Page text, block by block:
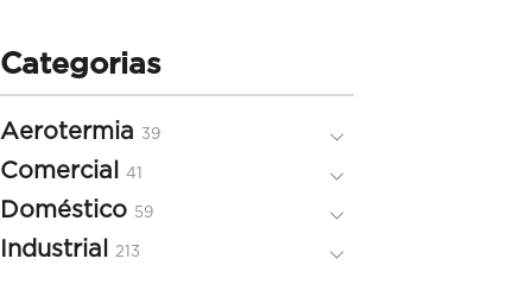
Categorias
Aerotermia 3939
Comercial 41
Doméstico 5959
Industrial 213